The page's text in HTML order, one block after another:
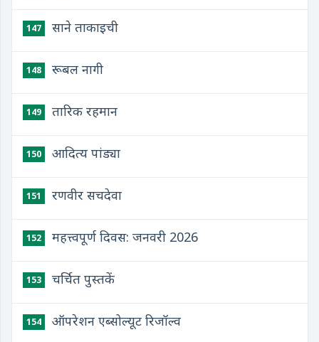
147 साने ताकाइची
148 रूबल नागी
149 तारिक रहमान
150 आदित्य पांड्या
151 रणवीर सचदेवा
152 महत्त्वपूर्ण दिवस: जनवरी 2026
153 चर्चित पुस्तकें
154 ऑपरेशन एब्सोल्यूट रिजॉल्व